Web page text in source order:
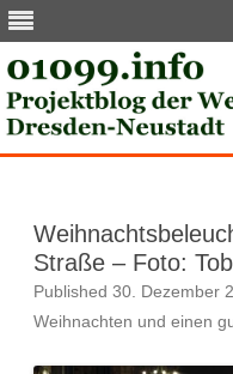
Straße – Foto:
Published 30. Dezember
Weihnachten und einen